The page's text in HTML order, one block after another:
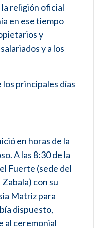
religión oficial
en ese tiempo
y
y a los
principales días
en horas de la
A las 8:30 de la
Fuerte (sede del
con su
Matriz para
dispuesto,
al ceremonial